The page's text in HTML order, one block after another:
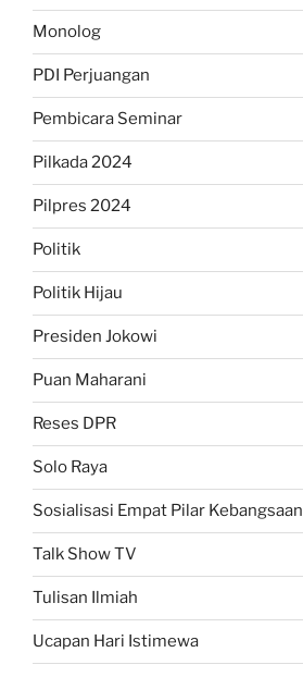
Monolog
PDI Perjuangan
Pembicara Seminar
Pilkada 2024
Pilpres 2024
Politik
Politik Hijau
Presiden Jokowi
Puan Maharani
Reses DPR
Solo Raya
Sosialisasi Empat Pilar Kebangsaan
Talk Show TV
Tulisan Ilmiah
Ucapan Hari Istimewa